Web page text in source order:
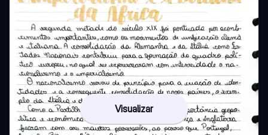
Visualizar